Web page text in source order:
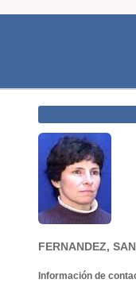
FERNANDEZ,
Información de